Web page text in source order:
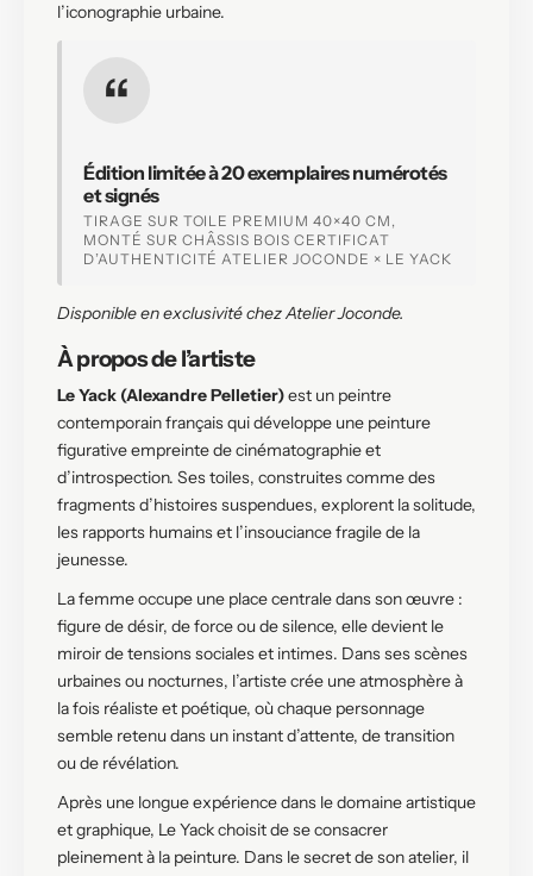
l’iconographie urbaine.
Édition limitée à 20 exemplaires numérotés
et signés
TIRAGE SUR TOILE PREMIUM 40×40 CM,
MONTÉ SUR CHÂSSIS BOIS CERTIFICAT
D’AUTHENTICITÉ ATELIER JOCONDE × LE YACK
Disponible en exclusivité chez Atelier Joconde.
À propos de l’artiste
Le Yack (Alexandre Pelletier)est un peintre
contemporain français qui développe une peinture
figurative empreinte de cinématographie et
d’introspection. Ses toiles, construites comme des
fragments d’histoires suspendues, explorent la solitude,
les rapports humains et l’insouciance fragile de la
jeunesse.
La femme occupe une place centrale dans son œuvre :
figure de désir, de force ou de silence, elle devient le
miroir de tensions sociales et intimes. Dans ses scènes
urbaines ou nocturnes, l’artiste crée une atmosphère à
la fois réaliste et poétique, où chaque personnage
semble retenu dans un instant d’attente, de transition
ou de révélation.
Après une longue expérience dans le domaine artistique
et graphique, Le Yack choisit de se consacrer
pleinement à la peinture. Dans le secret de son atelier, il